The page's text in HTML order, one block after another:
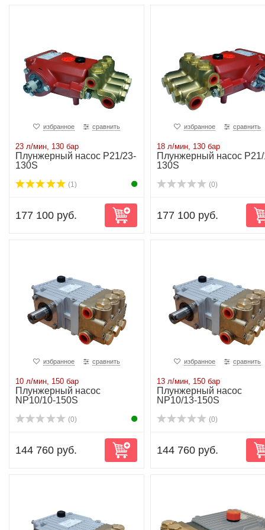
избранное сравнить
23 л/мин, 130 бар
Плунжерный насос P21/23-
130S
(1)
177 100 руб.
избранное сравнить
18 л/мин, 130 бар
Плунжерный насос
130S
(0)
177 100 руб.
избранное сравнить
10 л/мин, 150 бар
Плунжерный насос
NP10/10-150S
(0)
144 760 руб.
избранное сравнить
13 л/мин, 150 бар
Плунжерный насос
NP10/13-150S
(0)
144 760 руб.